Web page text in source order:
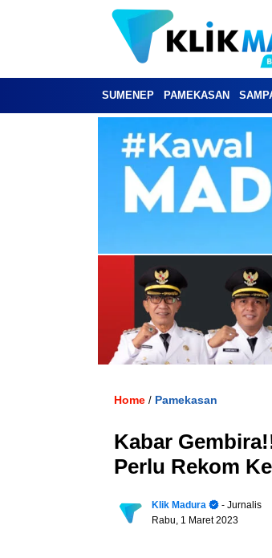
SUMENEP PAMEKASAN
Home / Pamekasan
Kabar
Perlu Rekom
Klik Madura
- Jurnalis
Rabu, 1 Maret 2023